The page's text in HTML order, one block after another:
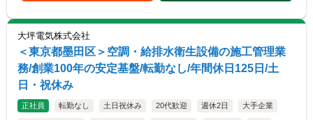
大坪電気株式会社
＜東京都墨田区＞空調・給排水衛生設備の施工管理業
務/創業100年の安定基盤/転勤なし/年間休日125日/土
日・祝休み
正社員 転勤なし 土日祝休み 20代歓迎 週休2日 大手企業